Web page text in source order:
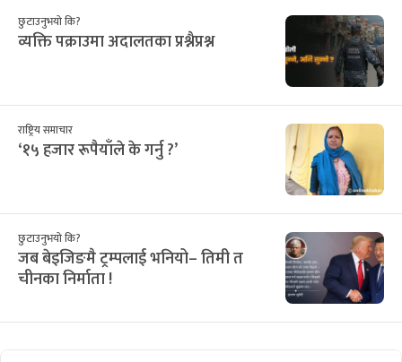
छुटाउनुभयो कि?
व्यक्ति पक्राउमा अदालतका प्रश्नैप्रश्न
राष्ट्रिय समाचार
‘१५ हजार रूपैयाँले के गर्नु ?’
छुटाउनुभयो कि?
जब बेइजिङमै ट्रम्पलाई भनियो– तिमी त
चीनका निर्माता !